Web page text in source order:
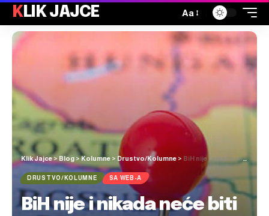
KLIK JAJCE Aa
Klik Jajce>Blog >Kolumne > Drustvo/Kolumne > BiH nije i nikada neće biti bošnjačka nacionalna država, ako sami ne odustanu od tog sna, status quo ante djeluje sasvim pristojno
DRUSTVO/KOLUMNE SA WEB-A
BiH nije i nikada neće biti